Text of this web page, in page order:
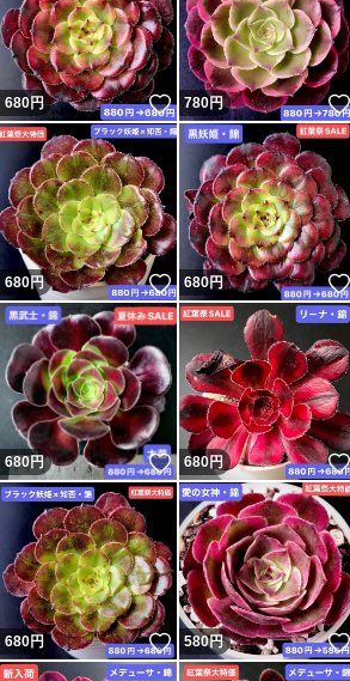
680円 いいね！
780円
680円 いいね！
680円
680円 いいね！
680円
680円 いいね！
580円